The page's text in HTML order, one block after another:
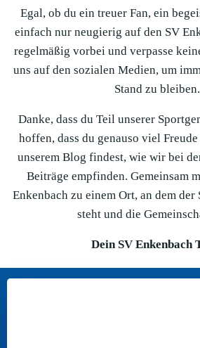
Egal, ob du ein treuer Fan, ein
einfach nur neugierig auf den SV
regelmäßig vorbei und verpasse
uns auf den sozialen Medien, um
Stand zu bleiben.
Danke, dass du Teil unserer
hoffen, dass du genauso viel
unserem Blog findest, wie wir bei
Beiträge empfinden. Gemeinsam
Enkenbach zu einem Ort, an dem
steht und die
Dein SV Enkenbach